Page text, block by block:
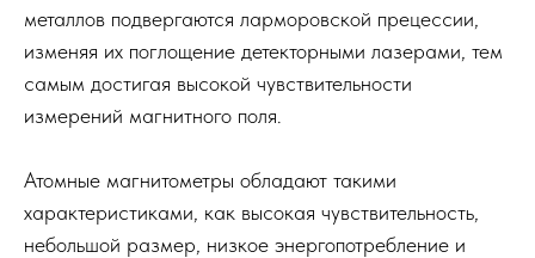
металлов подвергаются ларморовской прецессии,
изменяя их поглощение детекторными лазерами, тем
самым достигая высокой чувствительности
измерений магнитного поля.
Атомные магнитометры обладают такими
характеристиками, как высокая чувствительность,
небольшой размер, низкое энергопотребление и